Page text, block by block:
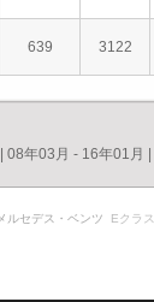
639 3122
08年03月 - 16年01月
ルセデス・ベンツ Eクラス